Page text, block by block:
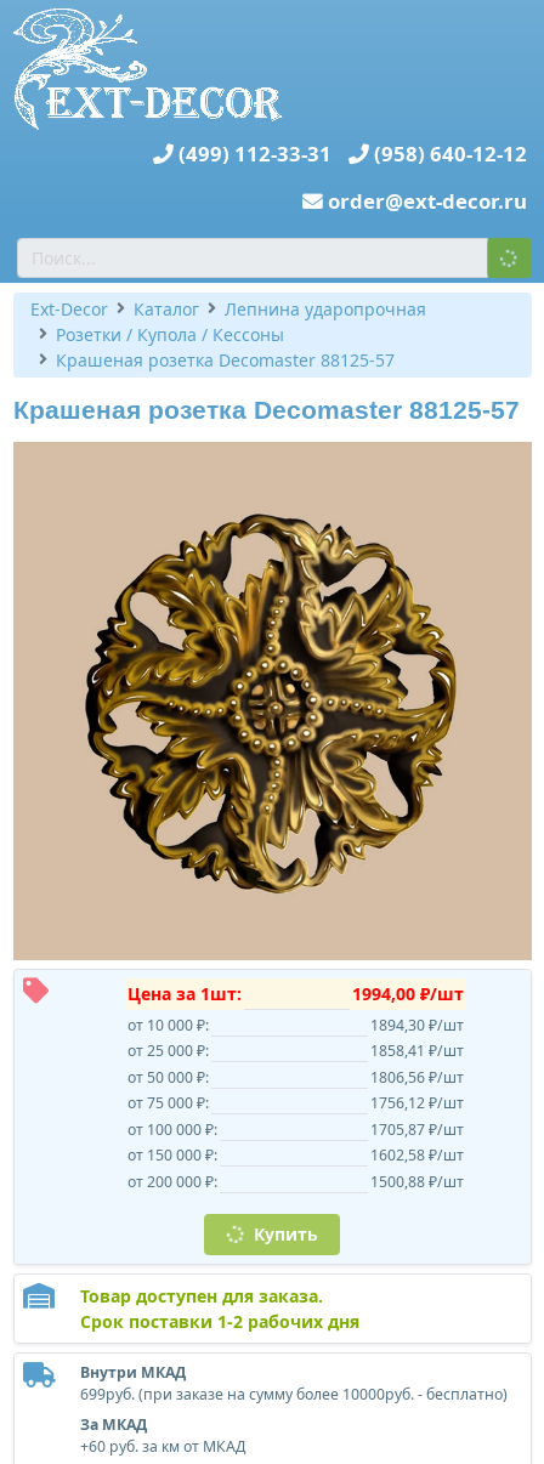
(499) 112-33-31
(958) 640-12-12
order@ext-decor.ru
Ext-Decor Каталог
Лепнина ударопрочная
Розетки / Купола / Кессоны
Крашеная розетка Decomaster 88125-57
Крашеная розетка Decomaster 88125-57
Цена за 1шт: 1994,00 ₽/шт
от 10 000 ₽:
1894,30 ₽/шт
от 25 000 ₽:
1858,41 ₽/шт
от 50 000 ₽:
1806,56 ₽/шт
от 75 000 ₽:
1756,12 ₽/шт
от 100 000 ₽:
1705,87 ₽/шт
от 150 000 ₽:
1602,58 ₽/шт
от 200 000 ₽:
1500,88 ₽/шт
Купить
Товар доступен для заказа.
Срок поставки 1-2 рабочих дня
Внутри МКАД
699руб. (при заказе на сумму более 10000руб. - бесплатно)
За МКАД
+60 руб. за км от МКАД